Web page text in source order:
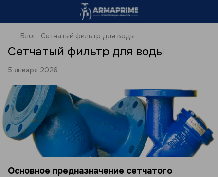
Блог Сетчатый фильтр для воды
Сетчатый фильтр для воды
5 января 2026
Основное предназначение сетчатого